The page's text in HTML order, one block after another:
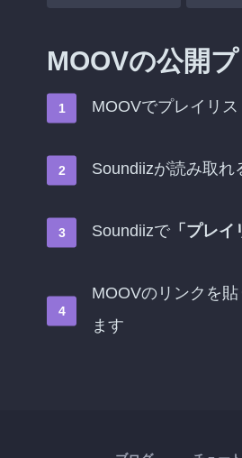
MOOVの公開
MOOVでプレイリス
Soundiizが読み取れ
Soundiizで「プレイ
MOOVのリンクを
ます